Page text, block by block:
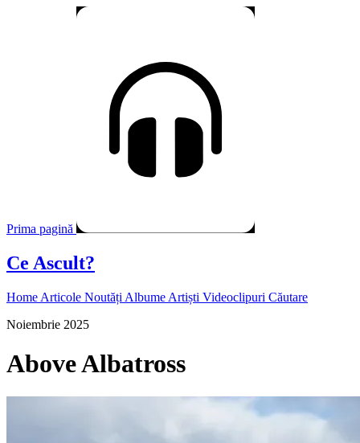
Prima pagină
Ce Ascult?
Home Articole Noutăți Albume Artiști Videoclipuri Căutare
Noiembrie 2025
Above Albatross